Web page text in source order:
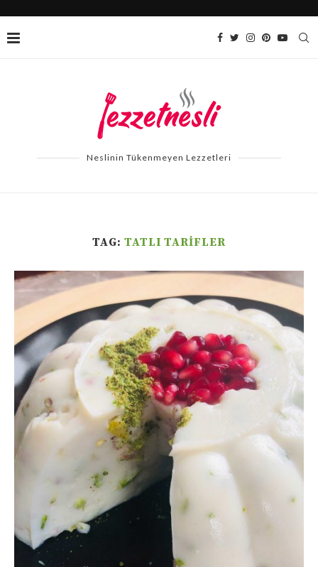
Neslinin Tükenmeyen Lezzetleri
TAG: TATLI TARIFLER